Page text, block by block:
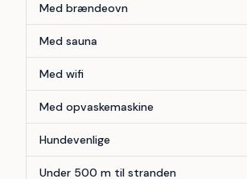
Med brændeovn
Med sauna
Med wifi
Med opvaskemaskine
Hundevenlige
Under 500 m til stranden